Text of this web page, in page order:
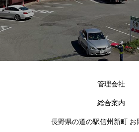
管理会社
総合案内
長野県の道の駅信州新町 お